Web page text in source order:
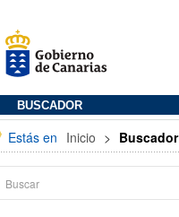
BUSCADOR
Estás en Inicio > Buscador